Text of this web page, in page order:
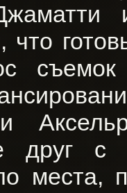
что
друг
места,